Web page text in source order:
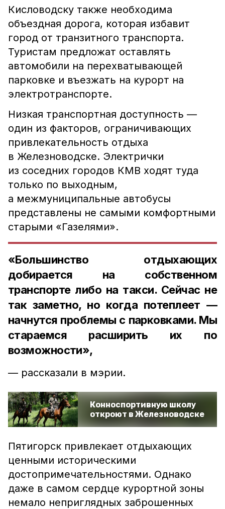
Кисловодску также необходима
объездная дорога, которая избавит
город от транзитного транспорта.
Туристам предложат оставлять
автомобили на перехватывающей
парковке и въезжать на курорт на
электротранспорте.
Низкая транспортная доступность —
один из факторов, ограничивающих
привлекательность отдыха
в Железноводске. Электрички
из соседних городов КМВ ходят туда
только по выходным,
а межмуниципальные автобусы
представлены не самыми комфортными
старыми «Газелями».
«Большинство отдыхающих
добирается на собственном
транспорте либо на такси. Сейчас не
так заметно, но когда потеплеет —
начнутся проблемы с парковками. Мы
стараемся расширить их по
возможности»,
— рассказали в мэрии.
Конноспортивную школу
откроют в Железноводске
Пятигорск привлекает отдыхающих
ценными историческими
достопримечательностями. Однако
даже в самом сердце курортной зоны
немало неприглядных заброшенных